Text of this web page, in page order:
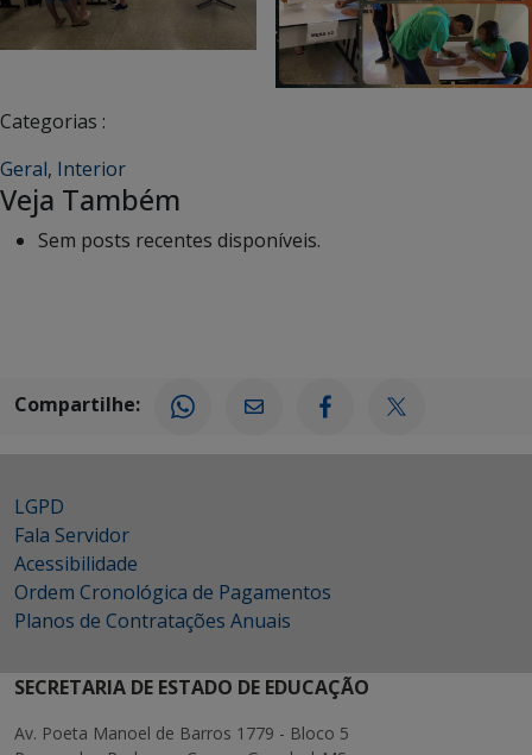
Categorias :
Geral, Interior
Veja Também
Sem posts recentes disponíveis.
Compartilhe:
LGPD
Fala Servidor
Acessibilidade
Ordem Cronológica de Pagamentos
Planos de Contratações Anuais
SECRETARIA DE ESTADO DE EDUCAÇÃO
Av. Poeta Manoel de Barros 1779 - Bloco 5